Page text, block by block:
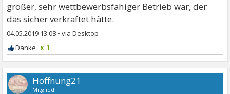
großer, sehr wettbewerbsfähiger Betrieb war, der
das sicher verkraftet hätte.
04.05.2019 13:08 •
x 1
Hoffnung21
Mitglied